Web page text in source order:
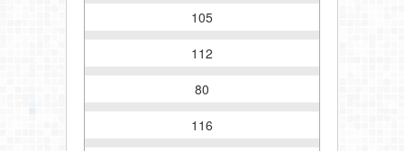
105
112
80
116